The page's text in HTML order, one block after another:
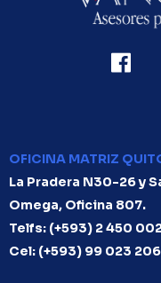
OFICINA MATRIZ
La Pradera N30-26 y
Omega, Oficina 807.
Telfs: (+593) 2 450
Cel: (+593) 99 023